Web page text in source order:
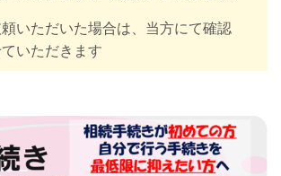
いただいた場合は、当方にて確認
いただきます